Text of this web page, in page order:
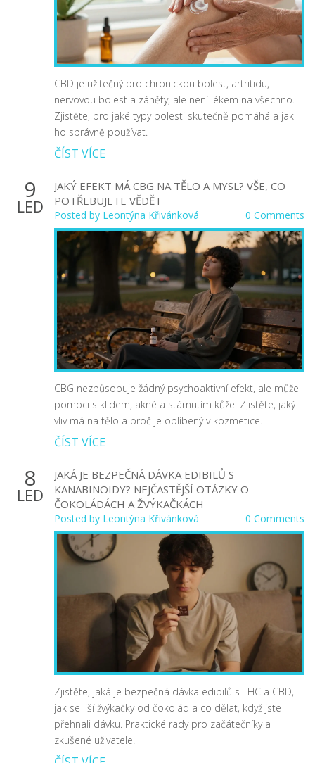
CBD je užitečný pro chronickou bolest, artritidu,
nervovou bolest a záněty, ale není lékem na všechno.
Zjistěte, pro jaké typy bolesti skutečně pomáhá a jak
ho správně používat.
ČÍST VÍCE
9
LED
JAKÝ EFEKT MÁ CBG NA TĚLO A MYSL? VŠE, CO
POTŘEBUJETE VĚDĚT
Posted by Leontýna Křivánková 0 Comments
CBG nezpůsobuje žádný psychoaktivní efekt, ale může
pomoci s klidem, akné a stárnutím kůže. Zjistěte, jaký
vliv má na tělo a proč je oblíbený v kozmetice.
ČÍST VÍCE
8
LED
JAKÁ JE BEZPEČNÁ DÁVKA EDIBILŮ S
KANABINOIDY? NEJČASTĚJŠÍ OTÁZKY O
ČOKOLÁDÁCH A ŽVÝKAČKÁCH
Posted by Leontýna Křivánková 0 Comments
Zjistěte, jaká je bezpečná dávka edibilů s THC a CBD,
jak se liší žvýkačky od čokolád a co dělat, když jste
přehnali dávku. Praktické rady pro začátečníky a
zkušené uživatele.